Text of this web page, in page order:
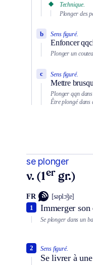
Technique.
Plonger des
Sens figuré.
Enfoncer
b
Plonger un
Sens figuré.
Mettre
c
Plonger qqn
Être plongé dans
se plonger
v. (1er gr.)
FR [səplɔ̃ʒe]
Immerger son
1
Se plonger dans un
Sens figuré.
Se livrer à
2